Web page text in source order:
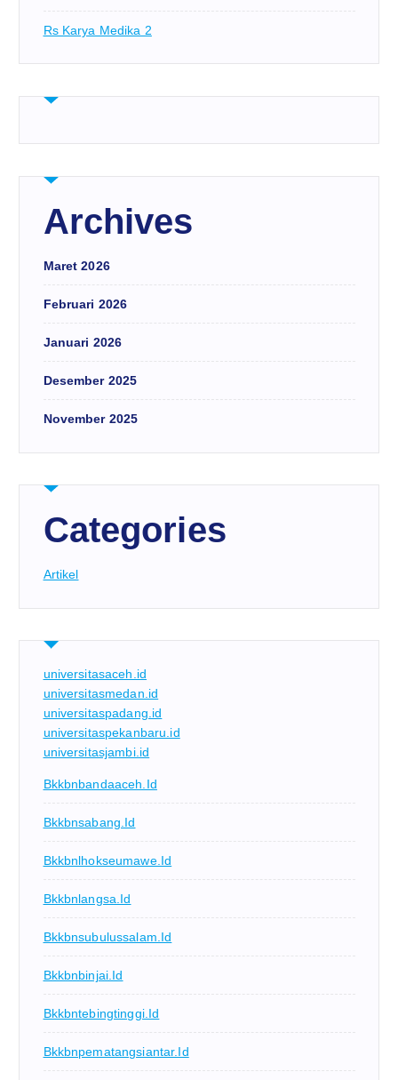
Rs Karya Medika 2
Archives
Maret 2026
Februari 2026
Januari 2026
Desember 2025
November 2025
Categories
Artikel
universitasaceh.id
universitasmedan.id
universitaspadang.id
universitaspekanbaru.id
universitasjambi.id
Bkkbnbandaaceh.id
Bkkbnsabang.id
Bkkbnlhokseumawe.id
Bkkbnlangsa.id
Bkkbnsubulussalam.id
Bkkbnbinjai.id
Bkkbntebingtinggi.id
Bkkbnpematangsiantar.id